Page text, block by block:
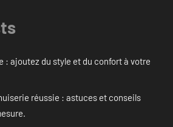
: ajoutez du style et du confort à votre
réussie : astuces et conseils